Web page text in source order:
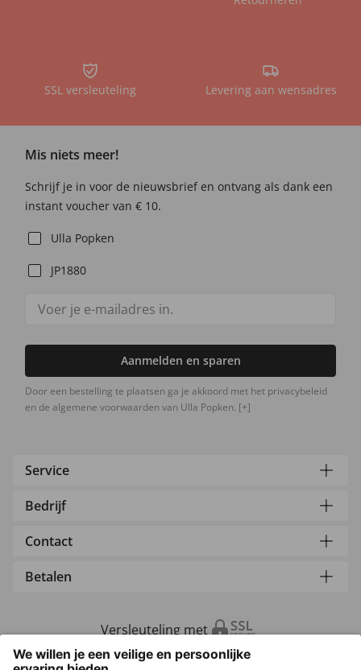
SSL versleuteling Levering aan wensadres
Mis niets meer!
Schrijf je in voor de nieuwsbrief en ontvang als dank een
instant voucher van € 10.
Ulla Popken
JP1880
Aanmelden en sparen
Door een bestelling te plaatsen ga je akkoord met het privacybeleid
en de algemene voorwaarden van Ulla Popken. [+]
Service
Bedrijf
Contact
Betalen
Versleuteling met